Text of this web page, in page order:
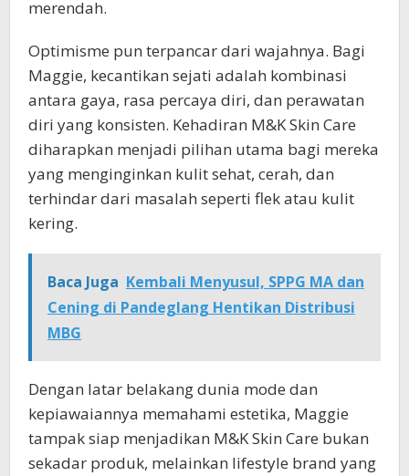
merendah.
Optimisme pun terpancar dari wajahnya. Bagi
Maggie, kecantikan sejati adalah kombinasi
antara gaya, rasa percaya diri, dan perawatan
diri yang konsisten. Kehadiran M&K Skin Care
diharapkan menjadi pilihan utama bagi mereka
yang menginginkan kulit sehat, cerah, dan
terhindar dari masalah seperti flek atau kulit
kering.
Baca Juga Kembali Menyusul, SPPG MA dan
Cening di Pandeglang Hentikan Distribusi
MBG
Dengan latar belakang dunia mode dan
kepiawaiannya memahami estetika, Maggie
tampak siap menjadikan M&K Skin Care bukan
sekadar produk, melainkan lifestyle brand yang